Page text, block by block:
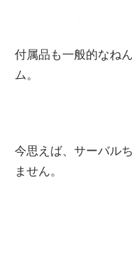
付属品も一般的なね
ム。
今思えば、サーバル
ません。